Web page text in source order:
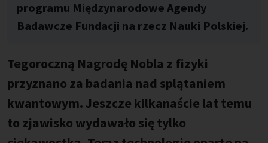
programu Międzynarodowe Agendy
Badawcze Fundacji na rzecz Nauki Polskiej.
Tegoroczną Nagrodę Nobla z fizyki
przyznano za badania nad splątaniem
kwantowym. Jeszcze kilkanaście lat temu
to zjawisko wydawało się tylko